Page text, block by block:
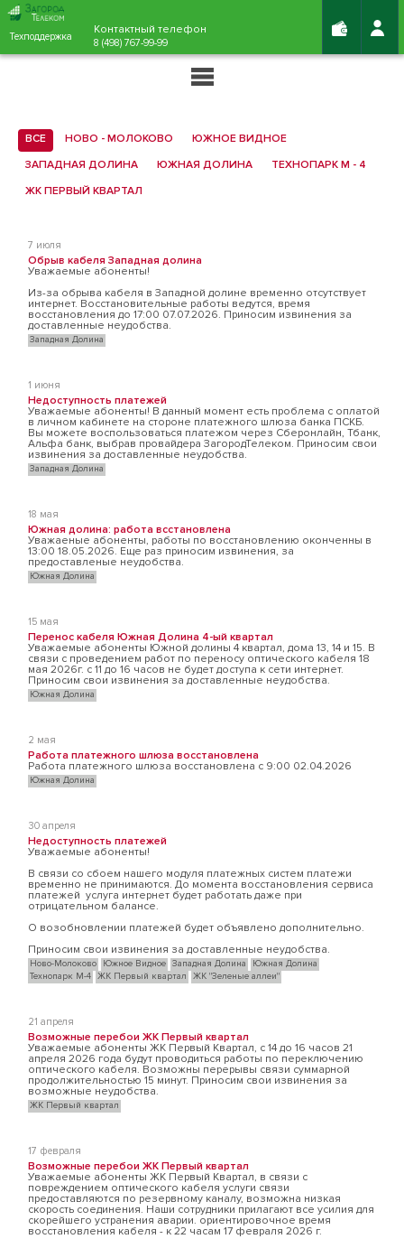
Техподдержка Контактный телефон
8 (498) 767-99-99
ВСЕ НОВО - МОЛОКОВО
ЮЖНОЕ ВИДНОЕ
ЗАПАДНАЯ ДОЛИНА
ЮЖНАЯ ДОЛИНА
ТЕХНОПАРК М - 4
ЖК ПЕРВЫЙ КВАРТАЛ
7 июля
Обрыв кабеля Западная долина
Уважаемые абоненты!
Из-за обрыва кабеля в Западной долине временно отсутствует
интернет. Восстановительные работы ведутся, время
восстановления до 17:00 07.07.2026. Приносим извинения за
доставленные неудобства.
Западная Долина
1 июня
Недоступность платежей
Уважаемые абоненты! В данный момент есть проблема с оплатой
в личном кабинете на стороне платежного шлюза банка ПСКБ.
Вы можете воспользоваться платежом через Сберонлайн, Тбанк,
Альфа банк, выбрав провайдера ЗагородТелеком. Приносим свои
извинения за доставленные неудобства.
Западная Долина
18 мая
Южная долина: работа всстановлена
Уважаеные абоненты, работы по восстановлению оконченны в
13:00 18.05.2026. Еще раз приносим извинения, за
предоставленые неудобства.
Южная Долина
15 мая
Перенос кабеля Южная Долина 4-ый квартал
Уважаемые абоненты Южной долины 4 квартал, дома 13, 14 и 15. В
связи с проведением работ по переносу оптического кабеля 18
мая 2026г. с 11 до 16 часов не будет доступа к сети интернет.
Приносим свои извинения за доставленные неудобства.
Южная Долина
2 мая
Работа платежного шлюза восстановлена
Работа платежного шлюза восстановлена с 9:00 02.04.2026
Южная Долина
30 апреля
Недоступность платежей
Уважаемые абоненты!
В связи со сбоем нашего модуля платежных систем платежи
временно не принимаются. До момента восстановления сервиса
платежей услуга интернет будет работать даже при
отрицательном балансе.
О возобновлении платежей будет объявлено дополнительно.
Приносим свои извинения за доставленные неудобства.
Ново-Молоково Южное Видное Западная Долина
Южная Долина
Технопарк М-4 ЖК Первый квартал ЖК "Зеленые аллеи"
21 апреля
Возможные перебои ЖК Первый квартал
Уважаемые абоненты ЖК Первый Квартал, с 14 до 16 часов 21
апреля 2026 года будут проводиться работы по переключению
оптического кабеля. Возможны перерывы связи суммарной
продолжительностью 15 минут. Приносим свои извинения за
возможные неудобства.
ЖК Первый квартал
17 февраля
Возможные перебои ЖК Первый квартал
Уважаемые абоненты ЖК Первый Квартал, в связи с
повреждением оптического кабеля услуги связи
предоставляются по резервному каналу, возможна низкая
скорость соединения. Наши сотрудники прилагают все усилия для
скорейшего устранения аварии. ориентировочное время
восстановления кабеля - к 22 часам 17 февраля 2026 г.